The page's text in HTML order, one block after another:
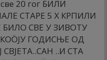
20 гог БИЛИ
СТАРЕ 5 X КРПИЛИ
БИЛО СВЕ У ЗИВОТУ
ГОДИСЊЕ ОД
СВЈЕТА..САН ..И СТА